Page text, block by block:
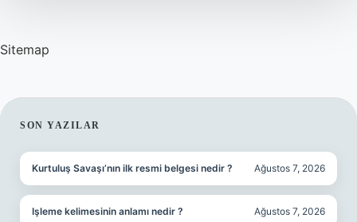
Sitemap
SIDEBAR
SON YAZILAR
Kurtuluş Savaşı’nın ilk resmi belgesi nedir ? Ağustos 7, 2026
Işleme kelimesinin anlamı nedir ? Ağustos 7, 2026